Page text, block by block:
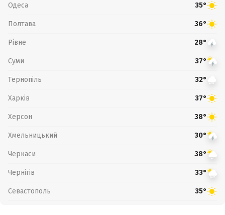
Одеса 35°
Полтава 36°
Рівне 28°
Суми 37°
Тернопіль 32°
Харків 37°
Херсон 38°
Хмельницький 30°
Черкаси 38°
Чернігів 33°
Севастополь 35°